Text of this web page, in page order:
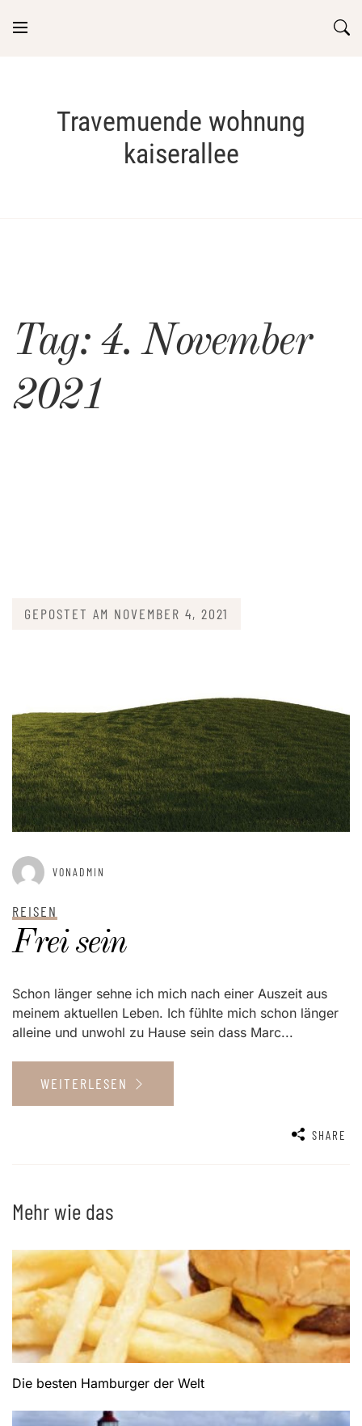
Travemuende wohnung
kaiserallee
Tag: 4. November
2021
GEPOSTET AM NOVEMBER 4, 2021
VONADMIN
REISEN
Frei sein
Schon länger sehne ich mich nach einer Auszeit aus
meinem aktuellen Leben. Ich fühlte mich schon länger
alleine und unwohl zu Hause sein dass Marc...
WEITERLESEN
SHARE
Mehr wie das
Die besten Hamburger der Welt